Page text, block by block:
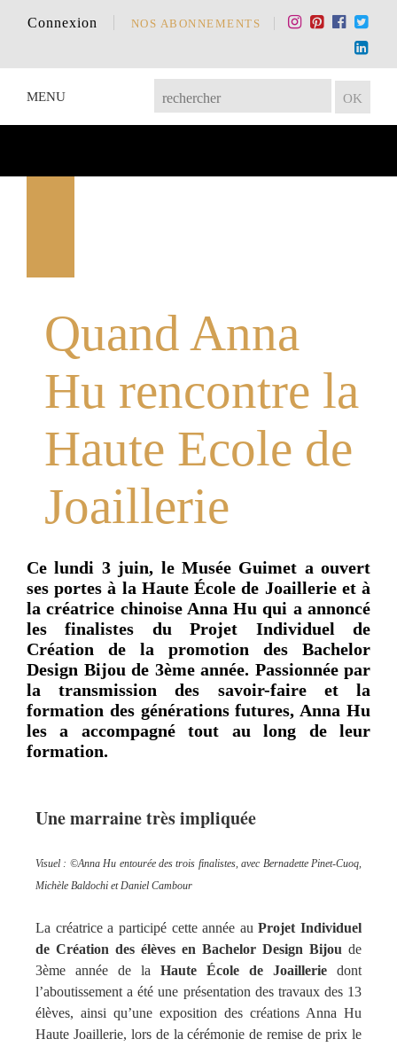
Connexion NOS ABONNEMENTS
MENU
Quand Anna
Hu rencontre la
Haute Ecole de
Joaillerie
Ce lundi 3 juin, le Musée Guimet a ouvert
ses portes à la Haute École de Joaillerie et à
la créatrice chinoise Anna Hu qui a annoncé
les finalistes du Projet Individuel de
Création de la promotion des Bachelor
Design Bijou de 3ème année. Passionnée par
la transmission des savoir-faire et la
formation des générations futures, Anna Hu
les a accompagné tout au long de leur
formation.
Une marraine très impliquée
Visuel : ©Anna Hu entourée des trois finalistes, avec Bernadette Pinet-Cuoq,
Michèle Baldochi et Daniel Cambour
La créatrice a participé cette année auProjet Individuel
de Création des élèves en Bachelor Design Bijou de
3ème année de la Haute École de Joaillerie dont
l’aboutissement a été une présentation des travaux des 13
élèves, ainsi qu’une exposition des créations Anna Hu
Haute Joaillerie, lors de la cérémonie de remise de prix le